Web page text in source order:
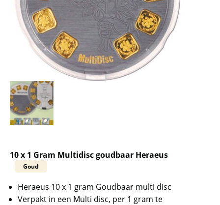
10 x 1 Gram Multidisc goudbaar Heraeus
Goud
Heraeus 10 x 1 gram Goudbaar multi disc
Verpakt in een Multi disc, per 1 gram te